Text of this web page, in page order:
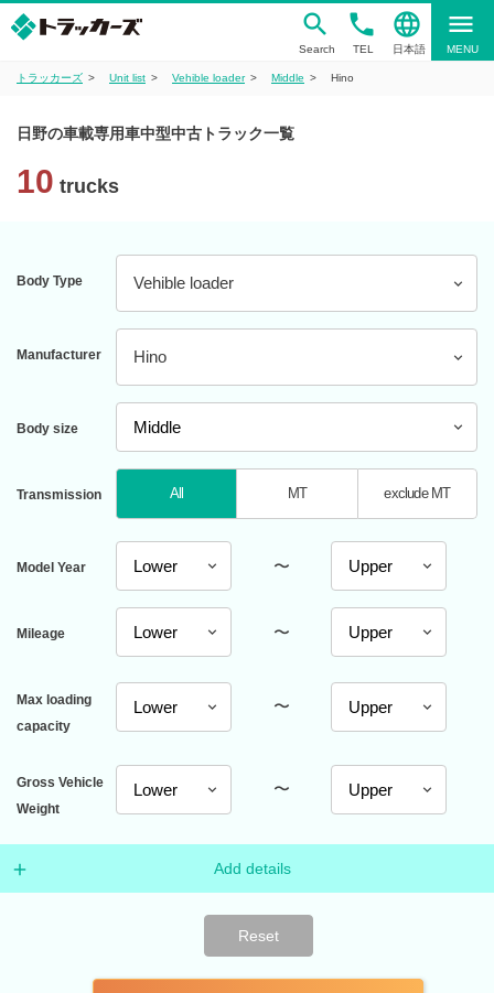
Search
phone
TEL
language
日本語
menu
MENU
トラッカーズ Unit list Vehible loader Middle Hino
日野の車載専用車中型中古トラック一覧
10 trucks
Body Type Vehible loader
Manufacturer Hino
Body size
Transmission All MT exclude MT
Model Year 〜
Mileage 〜
Max loading
capacity
〜
Gross Vehicle
Weight
〜
Add details
Reset